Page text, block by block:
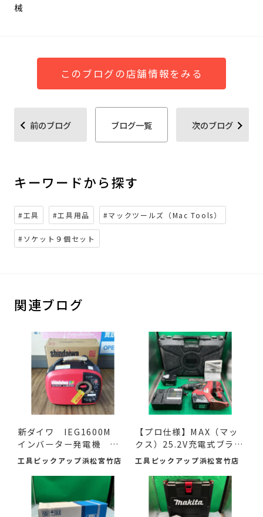
械
このブログの店舗情報をみる
前のブログ ブログ一覧 次のブログ
キーワードから探す
#工具 #工具用品 #マックツールズ（Mac Tools）
#ソケット９個セット
関連ブログ
新ダイワ IEG1600M
インバーター発電機 入
荷し...
工具ピックアップ浜松宮竹店
【プロ仕様】MAX（マッ
クス）25.2V充電式ブラシ
レ...
工具ピックアップ浜松宮竹店